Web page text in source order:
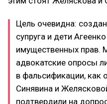
Цель очевидна:
супруга и дети
имущественных прав.
адвокатские опросы
в фальсификации, как
Синявина и
подтвердили на